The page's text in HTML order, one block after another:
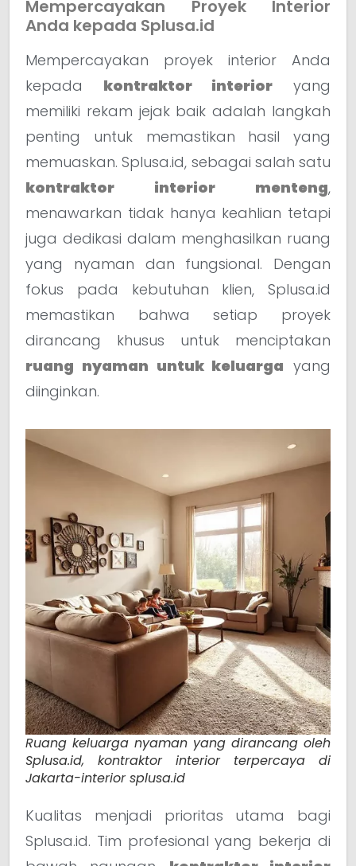
Mempercayakan Proyek Interior
Anda kepada Splusa.id
Mempercayakan proyek interior Anda
kepada kontraktor interior yang
memiliki rekam jejak baik adalah langkah
penting untuk memastikan hasil yang
memuaskan. Splusa.id, sebagai salah satu
kontraktor interior menteng,
menawarkan tidak hanya keahlian tetapi
juga dedikasi dalam menghasilkan ruang
yang nyaman dan fungsional. Dengan
fokus pada kebutuhan klien, Splusa.id
memastikan bahwa setiap proyek
dirancang khusus untuk menciptakan
ruang nyaman untuk keluarga yang
diinginkan.
Ruang keluarga nyaman yang dirancang oleh
Splusa.id, kontraktor interior terpercaya di
Jakarta-interior splusa.id
Kualitas menjadi prioritas utama bagi
Splusa.id. Tim profesional yang bekerja di